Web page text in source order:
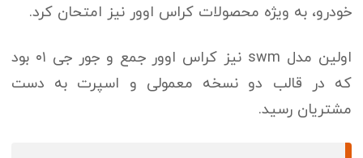
خودرو، به ویژه محصولات کراس اوور نیز امتحان کرد.
اولین مدل swm نیز کراس اوور جمع و جور جی ۰۱ بود
که در قالب دو نسخه معمولی و اسپرت به دست
مشتریان رسید.